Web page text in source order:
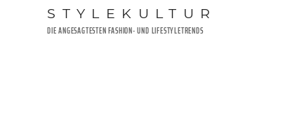
STYLEKULTUR
DIE ANGESAGTESTEN FASHION- UND LIFESTYLETRENDS